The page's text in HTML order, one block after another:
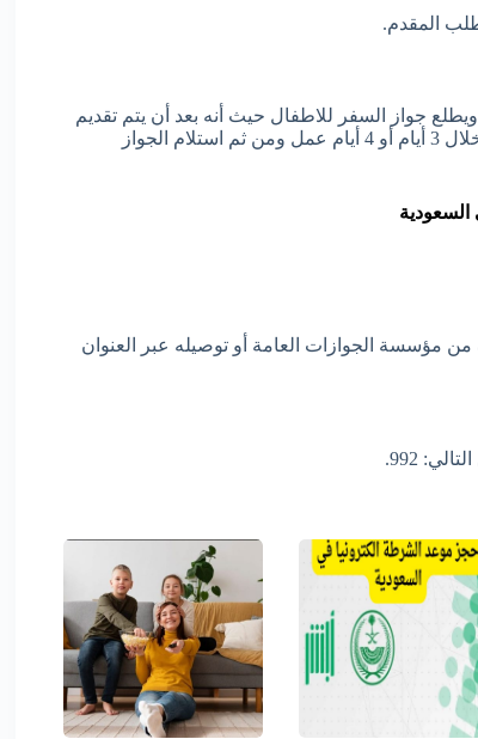
المقدم.
جواز السفر للاطفال حيث أنه بعد أن يتم تقديم
الطلب الإلكترونية فسوف يتم مراجعة الطلب المقدم ومعالجته خلال 3 أيام أو 4 أيام عمل ومن ثم استلام الجواز
مؤسسة الجوازات العامة أو توصيله عبر العنوان
992.